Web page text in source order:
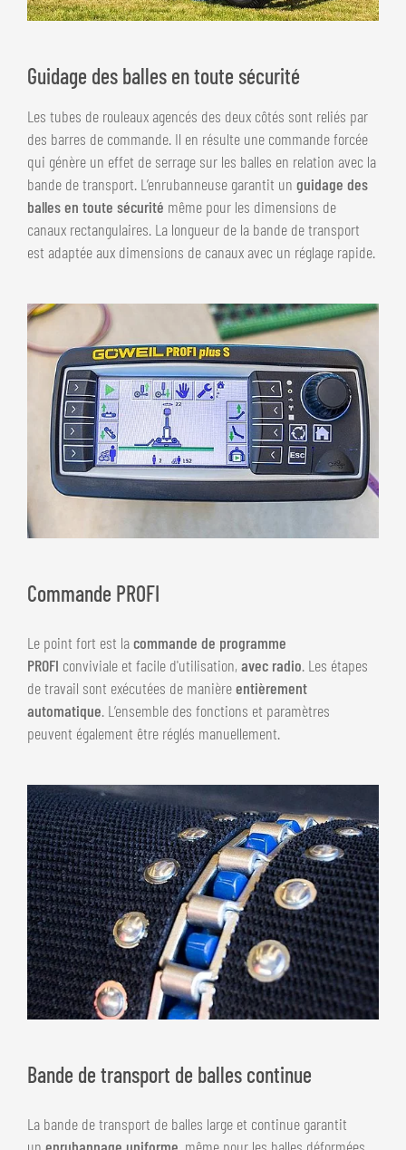
Guidage des balles en toute sécurité
Les tubes de rouleaux agencés des deux côtés sont reliés par
des barres de commande. Il en résulte une commande forcée
qui génère un effet de serrage sur les balles en relation avec la
bande de transport. L’enrubanneuse garantit un guidage des
balles en toute sécurité même pour les dimensions de
canaux rectangulaires. La longueur de la bande de transport
est adaptée aux dimensions de canaux avec un réglage rapide.
Commande PROFI
Le point fort est lacommande de programme
PROFI conviviale et facile d'utilisation, avec radio. Les étapes
de travail sont exécutées de manièreentièrement
automatique. L’ensemble des fonctions et paramètres
peuvent également être réglés manuellement.
Bande de transport de balles continue
La bande de transport de balles large et continue garantit